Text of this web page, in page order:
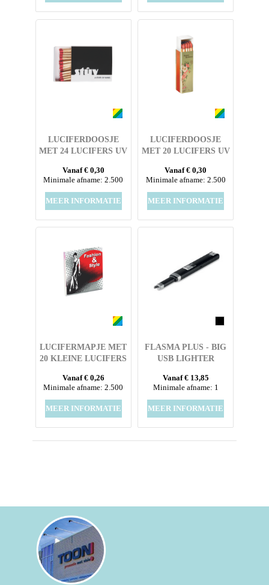
LUCIFERDOOSJE
MET 24 LUCIFERS UV
MET FULL COLOUR
OPDRUK
Vanaf € 0,30
Minimale afname: 2.500
MEER INFORMATIE
LUCIFERDOOSJE
MET 20 LUCIFERS UV
MET FULL COLOUR
OPDRUK
Vanaf € 0,30
Minimale afname: 2.500
MEER INFORMATIE
LUCIFERMAPJE MET
20 KLEINE LUCIFERS
COLOUR OPDRUK
Vanaf € 0,26
Minimale afname: 2.500
MEER INFORMATIE
FLASMA PLUS - BIG
USB LIGHTER
Vanaf € 13,85
Minimale afname: 1
MEER INFORMATIE